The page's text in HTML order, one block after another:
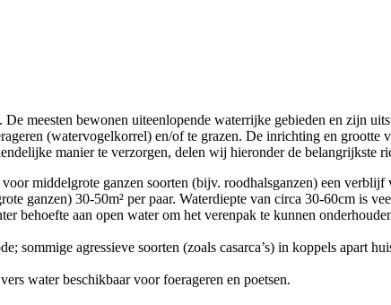
meesten bewonen uiteenlopende waterrijke gebieden en zijn
(watervogelkorrel) en/of te grazen. De inrichting en grootte
manier te verzorgen, delen wij hieronder de belangrijkste
middelgrote ganzen soorten (bijv. roodhalsganzen) een verblijf
ganzen) 30-50m² per paar. Waterdiepte van circa 30-60cm is
behoefte aan open water om het verenpak te kunnen
sommige agressieve soorten (zoals casarca’s) in koppels apart
water beschikbaar voor foerageren en poetsen.